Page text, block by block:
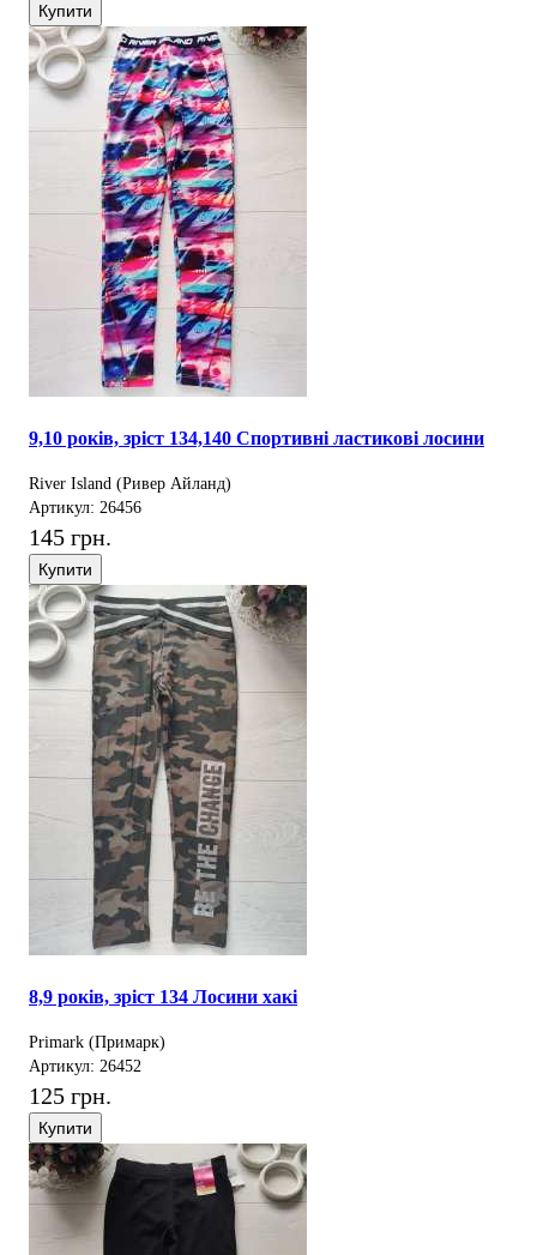
Купити
9,10 років, зріст 134,140 Спортивні ластикові лосини
River Island (Ривер Айланд)
Артикул: 26456
145 грн.
Купити
8,9 років, зріст 134 Лосини хакі
Primark (Примарк)
Артикул: 26452
125 грн.
Купити